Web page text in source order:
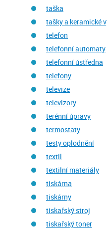
taška
tašky a keramické
telefon
telefonní automaty
telefonní ústředna
telefony
televize
televizory
terénní úpravy
termostaty
testy oplodnění
textil
textilní materiály
tiskárna
tiskárny
tiskařský stroj
tiskařský toner